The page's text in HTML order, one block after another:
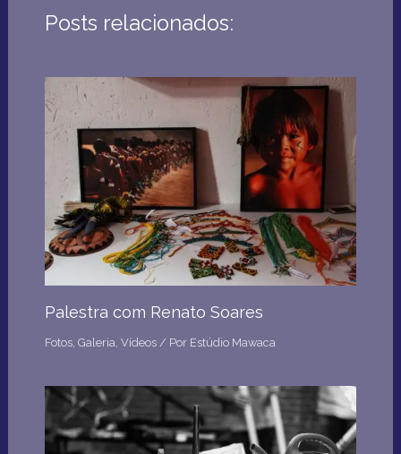
Posts relacionados:
Palestra com Renato Soares
Fotos, Galeria Vídeos/ Por Estúdio Mawaca